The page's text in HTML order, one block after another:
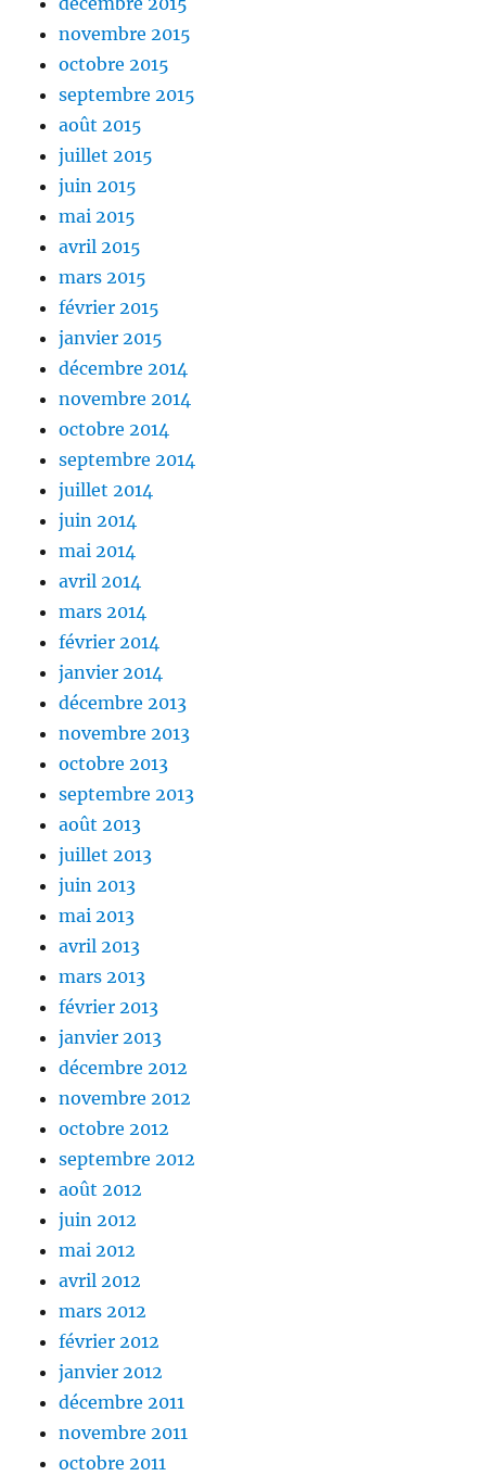
novembre 2015
octobre 2015
septembre 2015
août 2015
juillet 2015
juin 2015
mai 2015
avril 2015
mars 2015
février 2015
janvier 2015
décembre 2014
novembre 2014
octobre 2014
septembre 2014
juillet 2014
juin 2014
mai 2014
avril 2014
mars 2014
février 2014
janvier 2014
décembre 2013
novembre 2013
octobre 2013
septembre 2013
août 2013
juillet 2013
juin 2013
mai 2013
avril 2013
mars 2013
février 2013
janvier 2013
décembre 2012
novembre 2012
octobre 2012
septembre 2012
août 2012
juin 2012
mai 2012
avril 2012
mars 2012
février 2012
janvier 2012
décembre 2011
novembre 2011
octobre 2011